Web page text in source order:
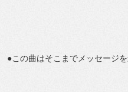
●この曲はそこまでメッセージ